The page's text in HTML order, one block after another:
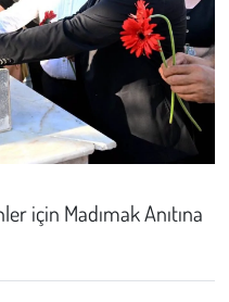
için Madımak Anıtına